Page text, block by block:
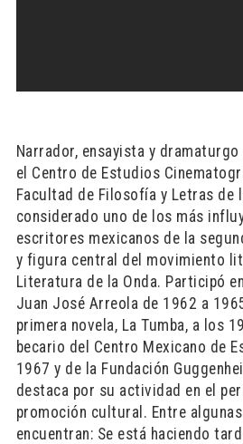
Narrador, ensayista y
el Centro de Estudios
Facultad de Filosofía y Letras de
considerado uno de los más
escritores mexicanos de la
y figura central del movimiento
Literatura de la Onda. Participó
Juan José Arreola de 1962 a
primera novela, La Tumba, a los
becario del Centro Mexicano de
1967 y de la Fundación
destaca por su actividad en el
promoción cultural. Entre
encuentran: Se está haciendo